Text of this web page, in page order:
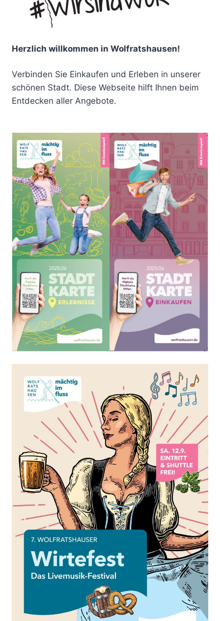
Herzlich willkommen in Wolfratshausen!
Verbinden Sie Einkaufen und Erleben in unserer
schönen Stadt. Diese Webseite hilft Ihnen beim
Entdecken aller Angebote.